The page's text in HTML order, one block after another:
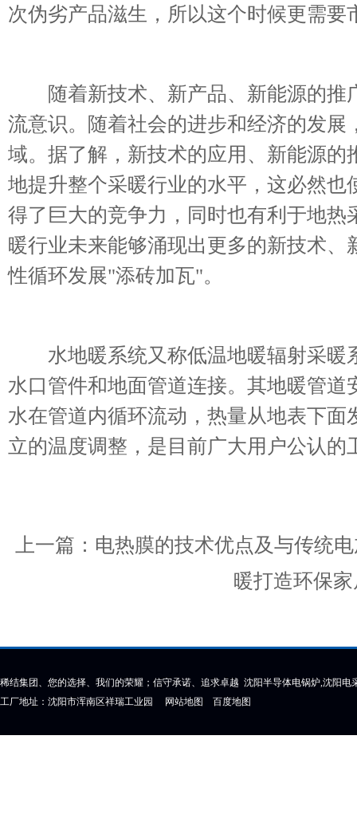
次伪劣产品滋生，所以这个时候更需要
随着新技术、新产品、新能源的推
流意识。随着社会的进步和经济的发
域。据了解，新技术的应用、新能源
地提升整个采暖行业的水平，这必然
得了巨大的竞争力，同时也有利于地
暖行业未来能够涌现出更多的新技术
性循环发展"添砖加瓦"。
水地暖系统又称低温地暖辐射采暖
水口管件和地面管道连接。其地暖管
水在管道内循环流动，热量从地表下
立的温度调整，是目前广大用户公认的
上一篇： 电热膜的技术优点及与传统
暖打造环保
稀结集团、您的选择、我们的荣耀；信守承诺、追求卓越 沈阳半导体电锅炉,沈阳电
工厂地址：沈阳市浑南区祥瑞工业园 网站地图 百度地图